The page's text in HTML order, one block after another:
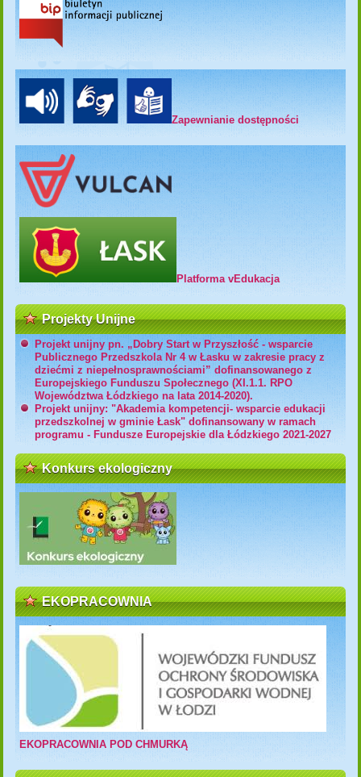
Zapewnianie dostępności
Platforma vEdukacja
Projekty Unijne
Projekt unijny pn. „Dobry Start w Przyszłość - wsparcie
Publicznego Przedszkola Nr 4 w Łasku w zakresie pracy z
dziećmi z niepełnosprawnościami” dofinansowanego z
Europejskiego Funduszu Społecznego (XI.1.1. RPO
Województwa Łódzkiego na lata 2014-2020).
Projekt unijny: "Akademia kompetencji- wsparcie edukacji
przedszkolnej w gminie Łask" dofinansowany w ramach
programu - Fundusze Europejskie dla Łódzkiego 2021-2027
Konkurs ekologiczny
EKOPRACOWNIA
EKOPRACOWNIA POD CHMURKĄ